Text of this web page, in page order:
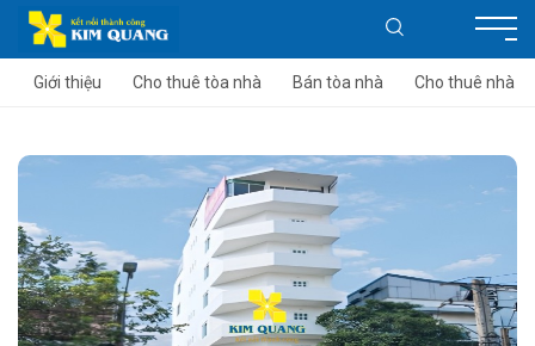
Giới thiệu Cho thuê tòa nhà Bán tòa nhà Cho thuê nhà